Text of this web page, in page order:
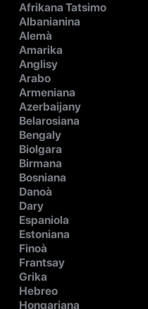
Afrikana Tatsimo
Albanianina
Alemà
Amarika
Anglisy
Arabo
Armeniana
Azerbaijany
Belarosiana
Bengaly
Biolgara
Birmana
Bosniana
Danoà
Dary
Espaniola
Estoniana
Finoà
Frantsay
Grika
Hebreo
Hongariana